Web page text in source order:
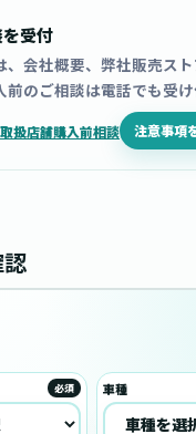
受付
、会社概要、弊社販売ス
のご相談は電話でも受け
取扱店舗購入前相談 注意事項
必須 車種